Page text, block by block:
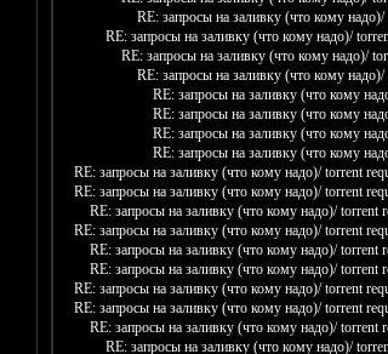
RE: запросы на заливку (что кому надо)/
RE: запросы на заливку (что кому надо)/
RE: запросы на заливку (что кому надо)/
RE: запросы на заливку (что кому надо)/
RE: запросы на заливку (что кому
RE: запросы на заливку (что кому
RE: запросы на заливку (что кому
RE: запросы на заливку (что кому
RE: запросы на заливку (что кому надо)/ torrent
RE: запросы на заливку (что кому надо)/ torrent
RE: запросы на заливку (что кому надо)/ torrent
RE: запросы на заливку (что кому надо)/ torrent
RE: запросы на заливку (что кому надо)/ torrent
RE: запросы на заливку (что кому надо)/ torrent
RE: запросы на заливку (что кому надо)/ torrent
RE: запросы на заливку (что кому надо)/ torrent
RE: запросы на заливку (что кому надо)/ torrent
RE: запросы на заливку (что кому надо)/